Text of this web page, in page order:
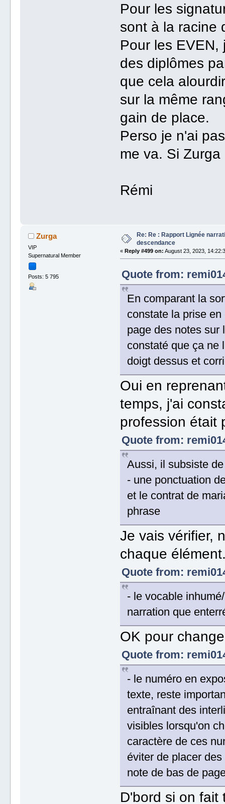
Pour les
sont à la racine
Pour les
des diplômes
que cela
sur la même
gain de place.
Perso je n'ai
me va. Si
Rémi
Zurga
VIP
Supernatural Member
Posts: 5 795
Re: Re : Rapport Lignée
descendance
«Reply #499 on: August 23, 2023,
Quote from:
En comparant la
constate la prise
page des notes sur
constaté que ça ne
doigt dessus et
Oui en
temps, j'ai
profession était
Quote from:
Aussi, il subsiste
- une ponctuation
et le contrat de
phrase
Je vais vérifier,
chaque
Quote from:
- le vocable
narration que
OK pour
Quote from:
- le numéro en
texte, reste
entraînant des
visibles lorsqu'on
caractère de ces
éviter de placer
note de bas de
D'bord si on